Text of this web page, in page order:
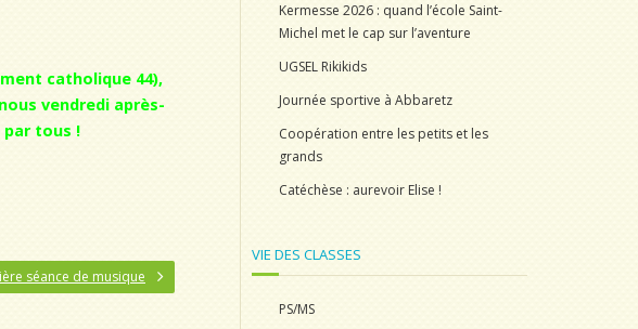
catholique 44),
vendredi après-
par tous !
séance de musique
Kermesse 2026 : quand l’école Saint-
Michel met le cap sur l’aventure
UGSEL Rikikids
Journée sportive à Abbaretz
Coopération entre les petits et les
grands
Catéchèse : aurevoir Elise !
VIE DES CLASSES
PS/MS